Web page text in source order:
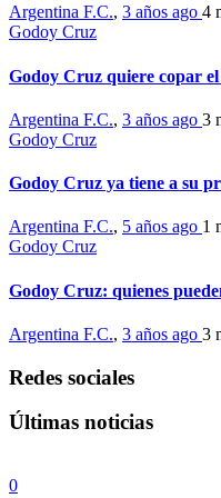
Argentina F.C., 3 años ago 4
Godoy Cruz
Godoy Cruz quiere copar
Argentina F.C., 3 años ago 3
Godoy Cruz
Godoy Cruz ya tiene a su
Argentina F.C., 5 años ago 1
Godoy Cruz
Godoy Cruz: quienes
Argentina F.C., 3 años ago 3
Redes sociales
Últimas noticias
0